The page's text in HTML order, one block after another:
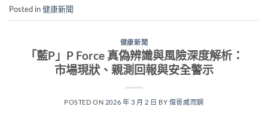
Posted in健康新聞
健康新聞
「藍P」P Force 真偽辨識與風險深度解析：
市場現狀、親測回報與安全警示
POSTED ON 2026 年 3 月 2 日 BY 偉哥威而鋼